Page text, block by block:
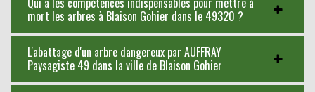
mort les arbres à Blaison Gohier dans le 49320 ?
L'abattage d'un arbre dangereux par AUFFRAY
Paysagiste 49 dans la ville de Blaison Gohier